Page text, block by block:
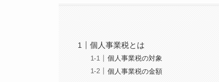
個人事業税とは
個人事業税の対象
個人事業税の金額